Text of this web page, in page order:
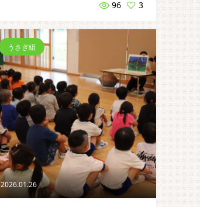
96
3
2026.01.26
うさぎ組